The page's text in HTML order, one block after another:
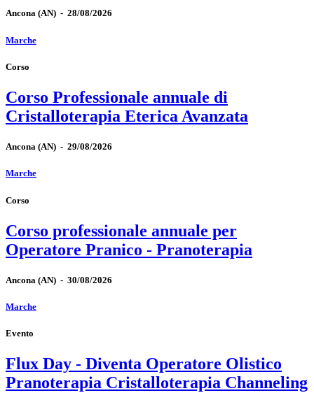
Ancona (AN) - 28/08/2026
Marche
Corso
Corso Professionale annuale di
Cristalloterapia Eterica Avanzata
Ancona (AN) - 29/08/2026
Marche
Corso
Corso professionale annuale per
Operatore Pranico - Pranoterapia
Ancona (AN) - 30/08/2026
Marche
Evento
Flux Day - Diventa Operatore Olistico
Pranoterapia Cristalloterapia Channeling